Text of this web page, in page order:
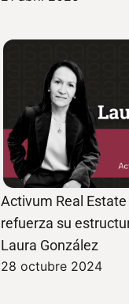
Activum Real
refuerza su
Laura González
28 octubre 2024